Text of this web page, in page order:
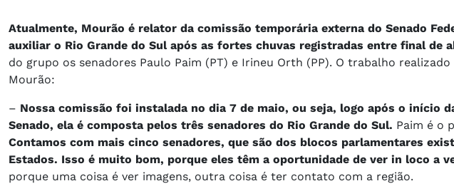
Atualmente, Mourão é relator da comissão temporária externa do Senado
auxiliar o Rio Grande do Sul após as fortes chuvas registradas entre final de
do grupo os senadores Paulo Paim (PT) e Irineu Orth (PP). O trabalho
Mourão:
– Nossa comissão foi instalada no dia 7 de maio, ou seja, logo após o início
Senado, ela é composta pelos três senadores do Rio Grande do Sul. Paim é o
Contamos com mais cinco senadores, que são dos blocos parlamentares
Estados. Isso é muito bom, porque eles têm a oportunidade de ver in loco a
porque uma coisa é ver imagens, outra coisa é ter contato com a região.